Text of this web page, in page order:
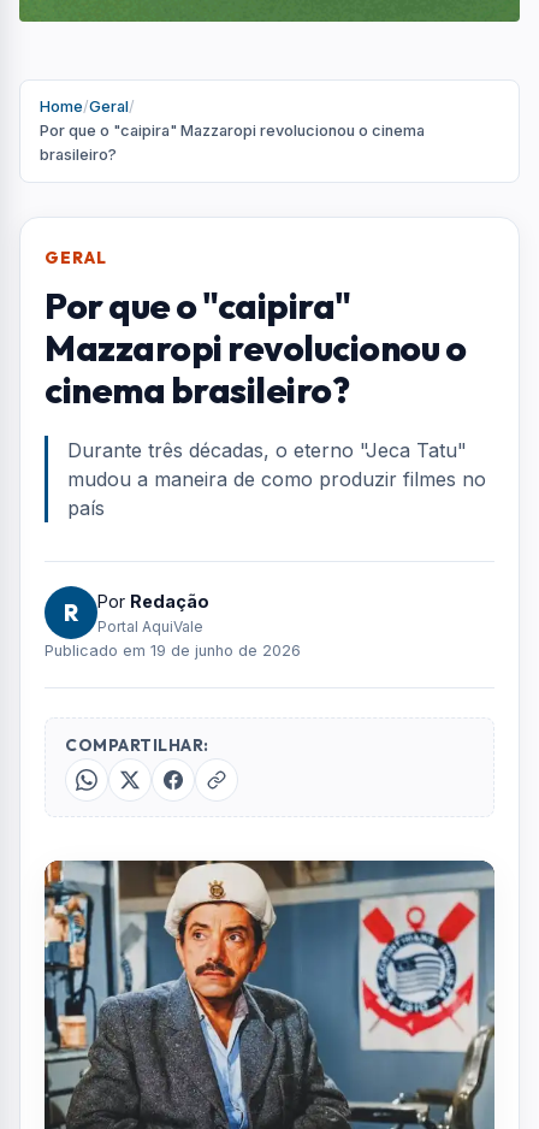
Home/Geral/
Por que o "caipira" Mazzaropi revolucionou o cinema
brasileiro?
GERAL
Por que o "caipira"
Mazzaropi revolucionou o
cinema brasileiro?
Durante três décadas, o eterno "Jeca Tatu"
mudou a maneira de como produzir filmes no
país
R Por Redação
Portal AquiVale
Publicado em 19 de junho de 2026
COMPARTILHAR: